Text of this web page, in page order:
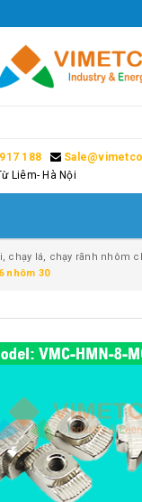
188
Liêm- Hà Nội
chạy lá, chạy rãnh nhôm
nhôm 30